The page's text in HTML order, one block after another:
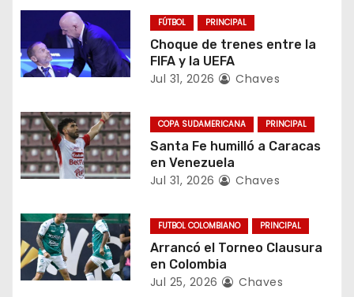
ó
n
d
e
e
n
t
r
a
FÚTBOL PRINCIPAL
Choque de trenes entre la
FIFA y la UEFA
Jul 31, 2026 Chaves
COPA SUDAMERICANA PRINCIPAL
Santa Fe humilló a Caracas
en Venezuela
Jul 31, 2026 Chaves
FUTBOL COLOMBIANO PRINCIPAL
Arrancó el Torneo Clausura
en Colombia
Jul 25, 2026 Chaves